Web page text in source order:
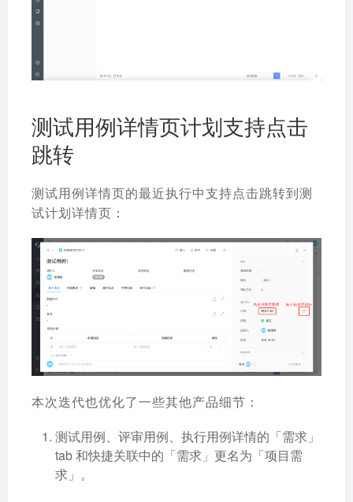
测试用例详情页计划支持点击
跳转
测试用例详情页的最近执行中支持点击跳转到测
试计划详情页：
本次迭代也优化了一些其他产品细节：
测试用例、评审用例、执行用例详情的「需求」
tab 和快捷关联中的「需求」更名为「项目需
求」。